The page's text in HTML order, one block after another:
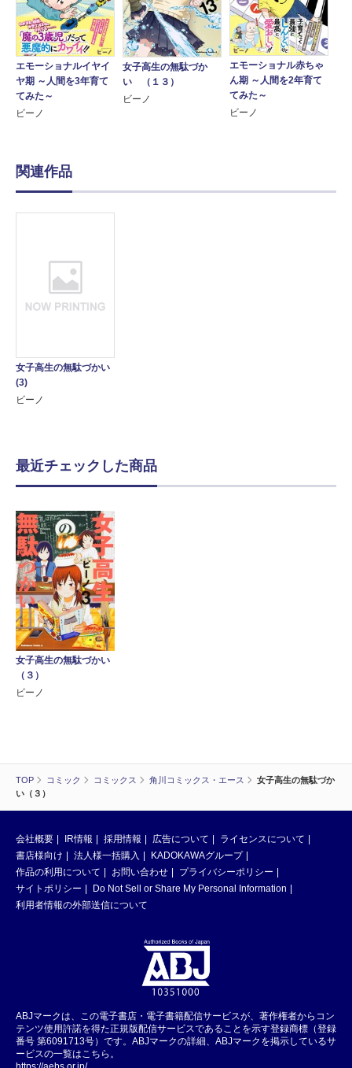
TOP コミック コミックス 角川コミックス・エース
女子高生の無駄づか
い（３）
エモーショナルイヤイ
ヤ期 ～人間を3年育て
てみた～
ビーノ
女子高生の無駄づか
い （１３）
ビーノ
エモーショナル赤ちゃ
ん期 ～人間を2年育て
てみた～
ビーノ
関連作品
女子高生の無駄づかい
(3)
ビーノ
最近チェックした商品
女子高生の無駄づかい
（３）
ビーノ
会社概要 IR情報 採用情報 広告について
ライセンスについて
書店様向け
法人様一括購入
KADOKAWAグループ
作品の利用について
お問い合わせ
プライバシーポリシー
サイトポリシー
Do Not Sell or Share My Personal Information
利用者情報の外部送信について
ABJマークは、この電子書店・電子書籍配信サービスが、著作権者からコン
テンツ使用許諾を得た正規版配信サービスであることを示す登録商標（登録
番号 第6091713号）です。ABJマークの詳細、ABJマークを掲示しているサ
ービスの一覧はこちら。